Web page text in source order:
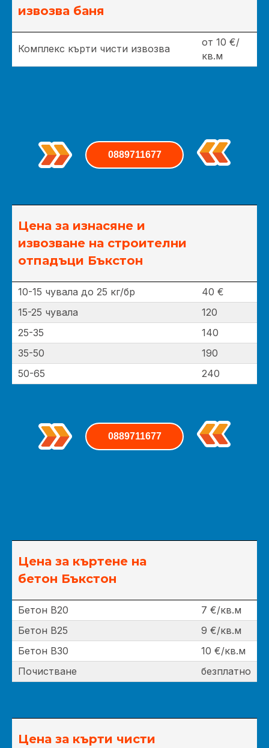
извозва баня
Комплекс кърти чисти извозва
от 10 €/
кв.м
0889711677
Цена за изнасяне и
извозване на строителни
отпадъци Бъкстон
10-15 чувала до 25 кг/бр
40 €
15-25 чувала
120
25-35
140
35-50
190
50-65
240
0889711677
Цена за къртене на
бетон Бъкстон
Бетон В20
7 €/кв.м
Бетон В25
9 €/кв.м
Бетон В30
10 €/кв.м
Почистване
безплатно
Цена за кърти чисти